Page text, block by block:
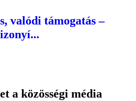
valódi támogatás –
a közösségi média